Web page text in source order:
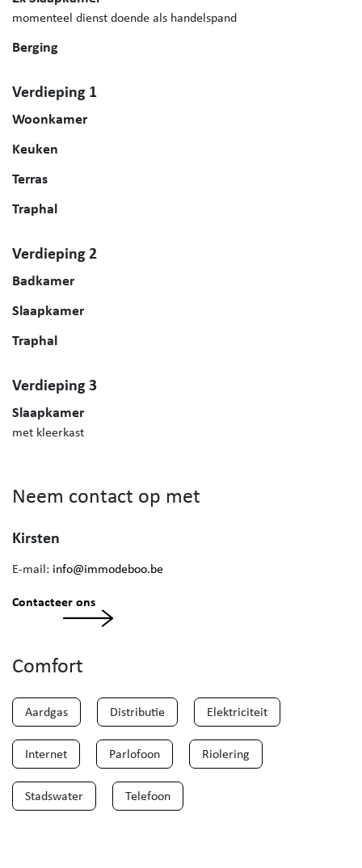
momenteel dienst doende als handelspand
Berging
Verdieping 1
Woonkamer
Keuken
Terras
Traphal
Verdieping 2
Badkamer
Slaapkamer
Traphal
Verdieping 3
Slaapkamer
met kleerkast
Neem contact op met
Kirsten
E-mail: info@immodeboo.be
Contacteer ons
Comfort
Aardgas Distributie Elektriciteit
Internet Parlofoon Riolering
Stadswater Telefoon